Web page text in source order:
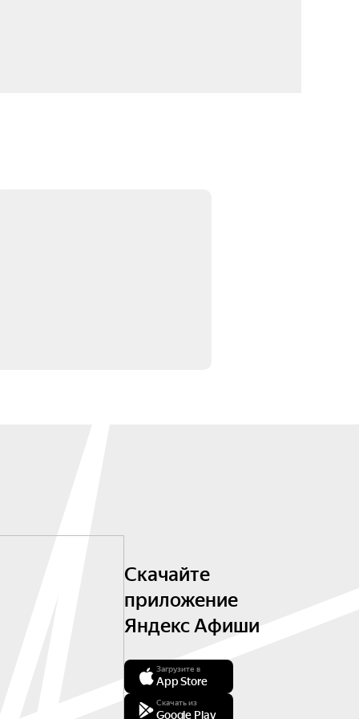
Скачайте
приложение
Яндекс Афиши
Загрузите в
App Store
Скачать из
Google Play